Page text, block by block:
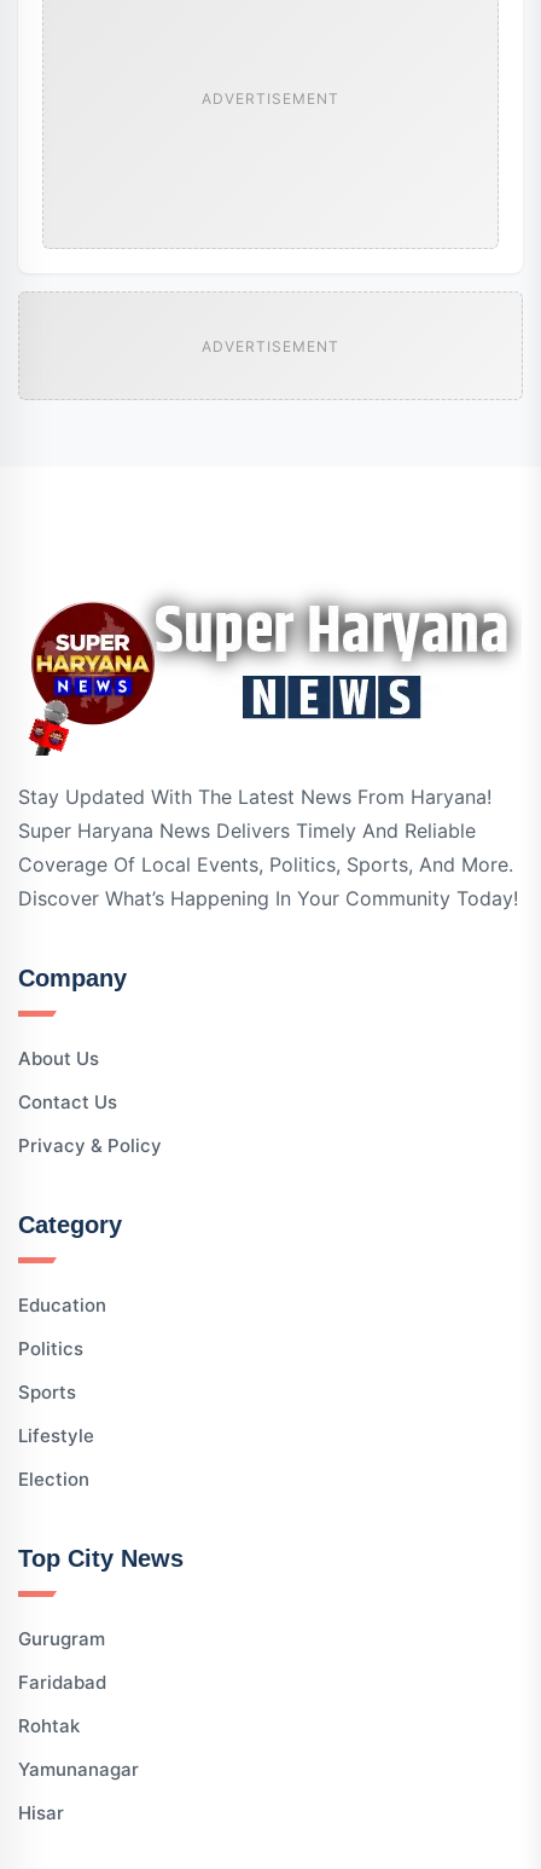
ADVERTISEMENT
ADVERTISEMENT
Stay Updated With The Latest News From Haryana!
Super Haryana News Delivers Timely And Reliable
Coverage Of Local Events, Politics, Sports, And More.
Discover What’s Happening In Your Community Today!
Company
About Us
Contact Us
Privacy & Policy
Category
Education
Politics
Sports
Lifestyle
Election
Top City News
Gurugram
Faridabad
Rohtak
Yamunanagar
Hisar